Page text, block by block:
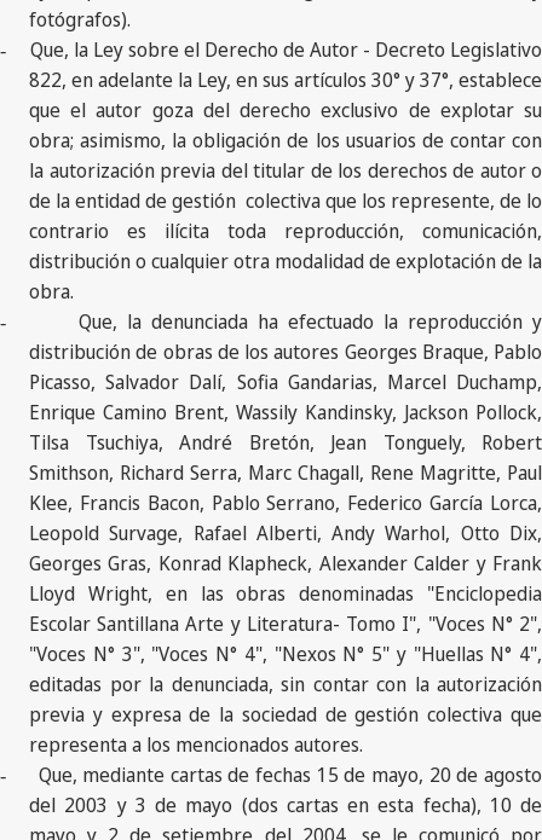
fotógrafos).
-
Que, la Ley sobre el Derecho de Autor - Decreto Legislativo
822, en adelante la Ley, en sus artículos 30° y 37°, establece
que el autor goza del derecho exclusivo de explotar su
obra; asimismo, la obligación de los usuarios de contar con
la autorización previa del titular de los derechos de autor o
de la entidad de gestión colectiva que los represente, de lo
contrario es ilícita toda reproducción, comunicación,
distribución o cualquier otra modalidad de explotación de la
obra.
-
Que, la denunciada ha efectuado la reproducción y
distribución de obras de los autores Georges Braque, Pablo
Picasso, Salvador Dalí, Sofia Gandarias, Marcel Duchamp,
Enrique Camino Brent, Wassily Kandinsky, Jackson Pollock,
Tilsa Tsuchiya, André Bretón, Jean Tonguely, Robert
Smithson, Richard Serra, Marc Chagall, Rene Magritte, Paul
Klee, Francis Bacon, Pablo Serrano, Federico García Lorca,
Leopold Survage, Rafael Alberti, Andy Warhol, Otto Dix,
Georges Gras, Konrad Klapheck, Alexander Calder y Frank
Lloyd Wright, en las obras denominadas "Enciclopedia
Escolar Santillana Arte y Literatura- Tomo I", "Voces N° 2",
"Voces N° 3", "Voces N° 4", "Nexos N° 5" y "Huellas N° 4",
editadas por la denunciada, sin contar con la autorización
previa y expresa de la sociedad de gestión colectiva que
representa a los mencionados autores.
-
Que, mediante cartas de fechas 15 de mayo, 20 de agosto
del 2003 y 3 de mayo (dos cartas en esta fecha), 10 de